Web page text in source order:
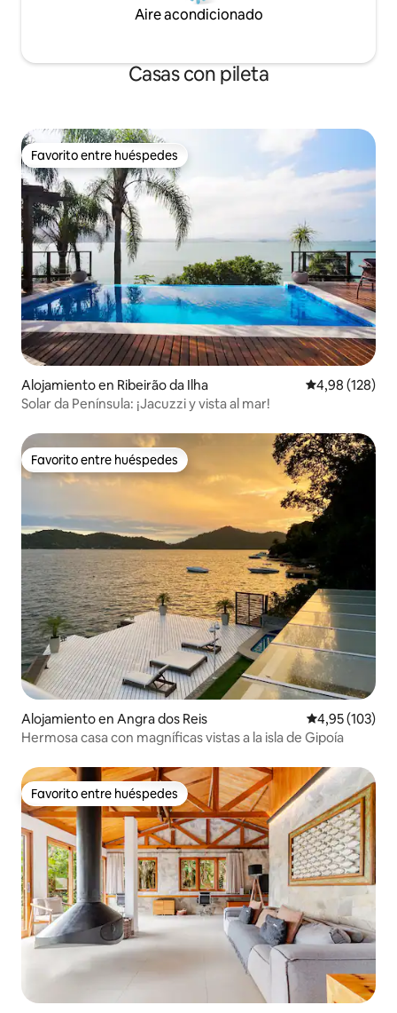
Aire acondicionado
Casas con pileta
Favorito entre huéspedes
Favorito entre huéspedes
Alojamiento en Ribeirão da Ilha Calificación
4,98 (128)
Solar da Península: ¡Jacuzzi y vista al mar!
Favorito entre huéspedes
Favorito entre huéspedes
Alojamiento en Angra dos Reis Calificación
4,95 (103)
Hermosa casa con magníficas vistas a la isla de Gipoía
Favorito entre huéspedes
Favorito entre huéspedes